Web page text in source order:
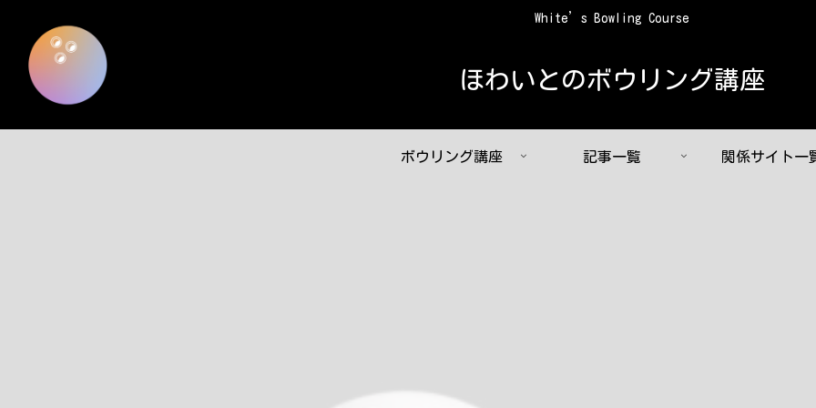
White’s Bowling Course
ほわいとのボウリング講座
ボウリング講座 記事一覧 関係サイト一